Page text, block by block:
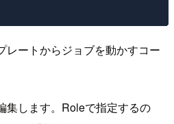
レートからジョブを動かすコー
集します。Roleで指定するの